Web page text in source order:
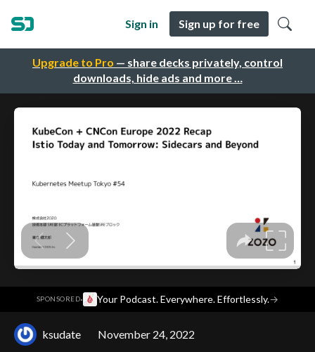
Upgrade to Pro — share decks privately, control
downloads, hide ads and more …
Sign in Sign up for free
SPONSORED· Your Podcast. Everywhere. Effortlessly.→
ksudate November 24, 2022